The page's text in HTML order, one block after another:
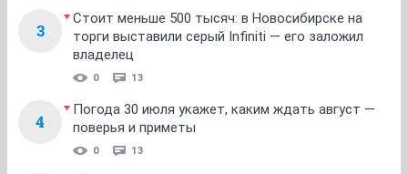
3
Стоит меньше 500 тысяч: в Новосибирске на
торги выставили серый Infiniti — его заложил
владелец
0 13
4
Погода 30 июля укажет, каким ждать август —
поверья и приметы
0 13